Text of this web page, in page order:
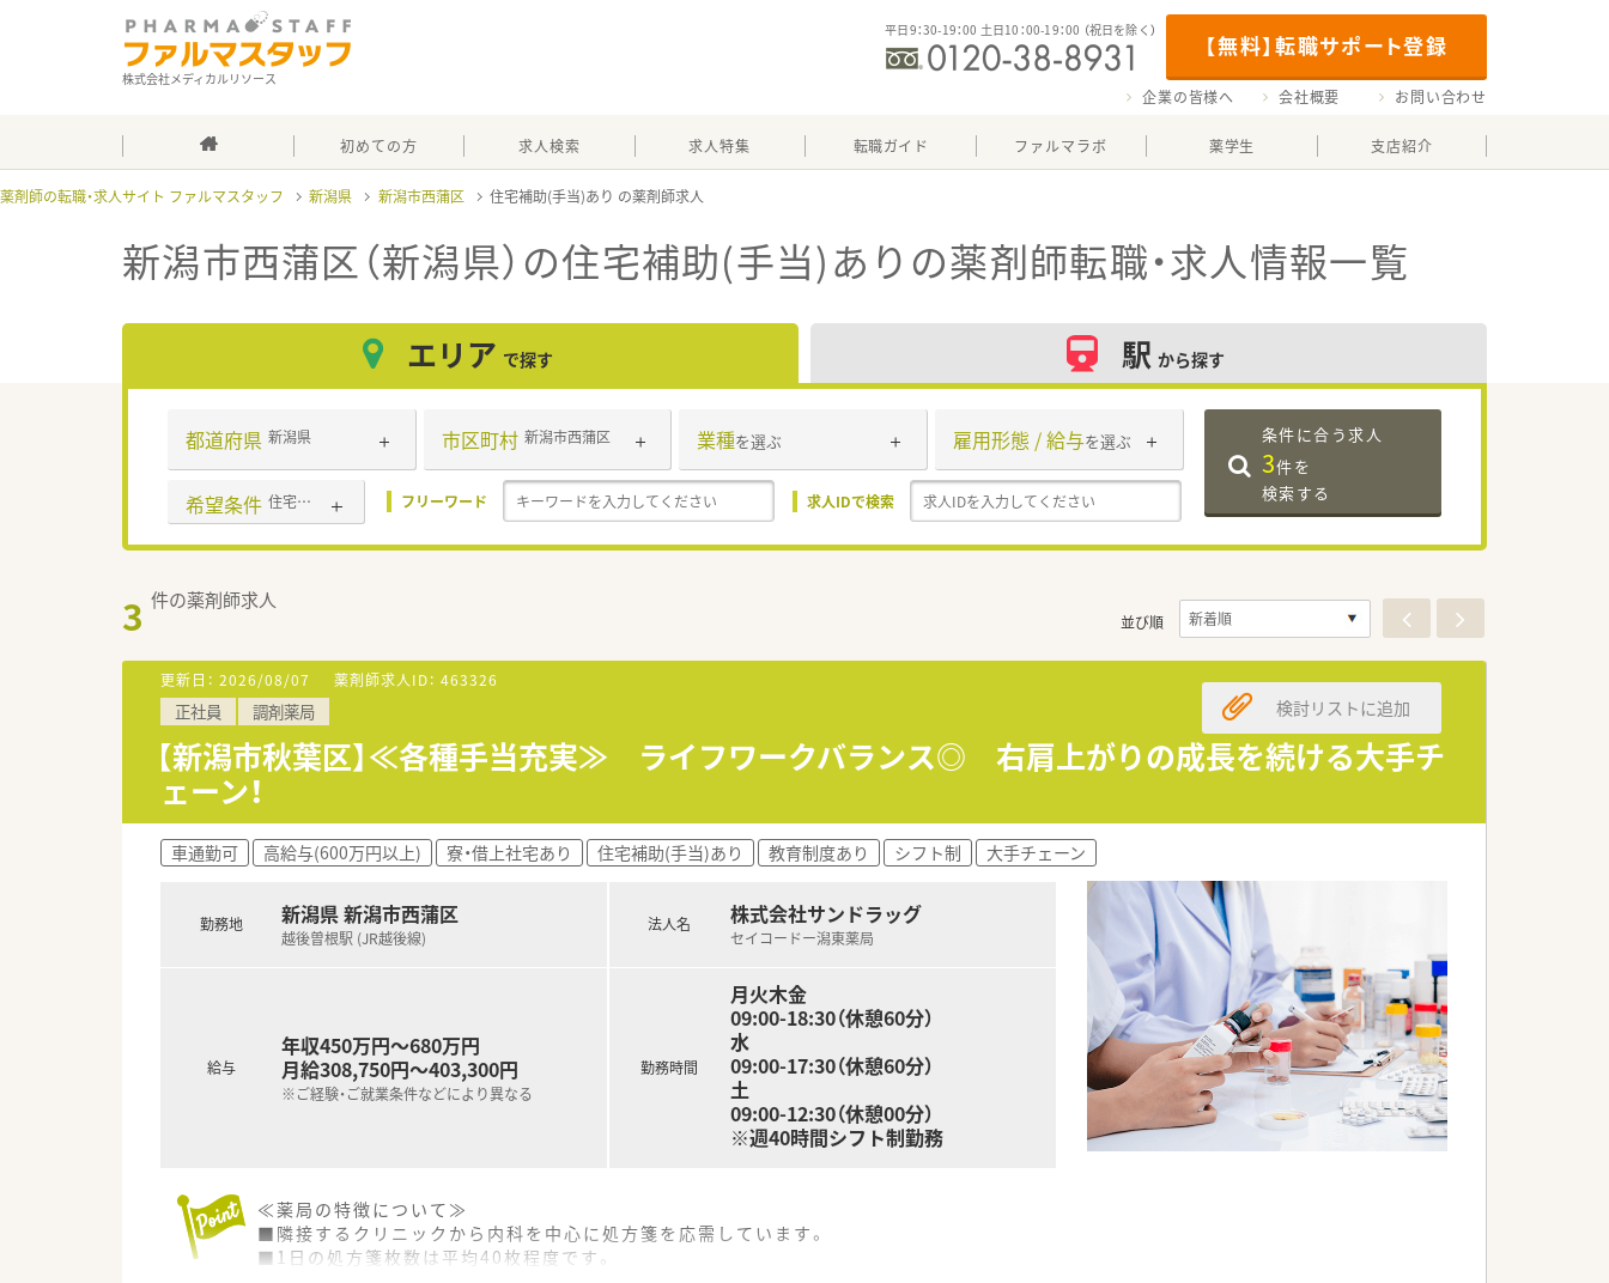
株式会社メディカルリソース
【無料】転職サポート登録
平日9：30-19：00 土日10：00-19：00 （祝日を除く）
企業の皆様へ 会社概要 お問い合わせ
初めての方 求人検索 求人特集 転職ガイド ファルマラボ 薬学生 支店紹介
薬剤師の転職・求人サイト ファルマスタッフ 新潟県 新潟市西蒲区 住宅補助(手当)あり
新潟市西蒲区（新潟県）の住宅補助(手当)あり の薬剤師転職・求人情報一覧
エリア で探す 駅 から探す
都道府県 新潟県 市区町村 新潟市西蒲区 業種を選ぶ 雇用形態 / 給与を選ぶ
希望条件 住宅補助(手当)あり フリーワード 求人IDで検索
条件に合う求人
3件を
検索する
3 件の薬剤師求人
並び順
更新日： 2026/08/07 薬剤師求人ID： 463326
正社員 調剤薬局
【新潟市秋葉区】≪各種手当充実≫ ライフワークバランス◎ 右肩上がりの成長を続ける大手チ
ェーン！
検討リストに追加
車通勤可 高給与(600万円以上) 寮・借上社宅あり 住宅補助(手当)あり 教育制度あり シフト制 大手チェーン
勤務地 新潟県 新潟市西蒲区
越後曽根駅 (JR越後線)
給与
年収450万円～680万円
月給308,750円～403,300円
※ご経験・ご就業条件などにより異なる
法人名 株式会社サンドラッグ
セイコードー潟東薬局
勤務時間
月火木金
09:00-18:30（休憩60分）
水
09:00-17:30（休憩60分）
土
09:00-12:30（休憩00分）
※週40時間シフト制勤務
≪薬局の特徴について≫
■隣接するクリニックから内科を中心に処方箋を応需しています。
■1日の処方箋枚数は平均40枚程度です。